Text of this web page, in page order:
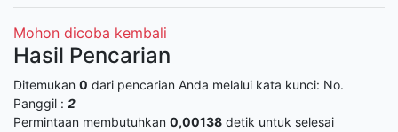
Mohon dicoba kembali
Hasil Pencarian
Ditemukan 0 dari pencarian Anda melalui kata kunci: No.
Panggil : 2
Permintaan membutuhkan 0,00138 detik untuk selesai